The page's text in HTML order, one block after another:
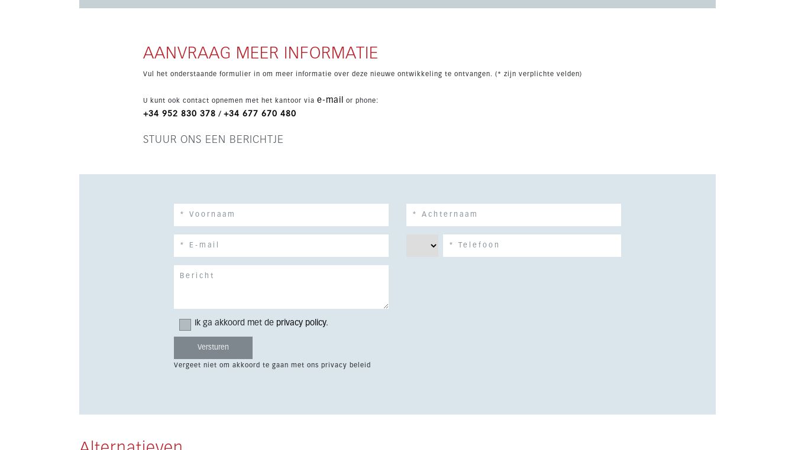
AANVRAAG MEER INFORMATIE
Vul het onderstaande formulier in om meer informatie over deze nieuwe ontwikkeling te ontvangen. (* zijn verplichte velden)
U kunt ook contact opnemen met het kantoor via e-mail or phone:
+34 952 830 378 / +34 677 670 480
STUUR ONS EEN BERICHTJE
Ik ga akkoord met de privacy policy.
Vergeet niet om akkoord te gaan met ons privacy beleid